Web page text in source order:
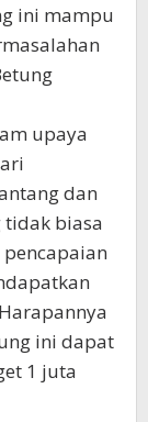
ini mampu
upaya
dan
biasa
ini dapat
1 juta